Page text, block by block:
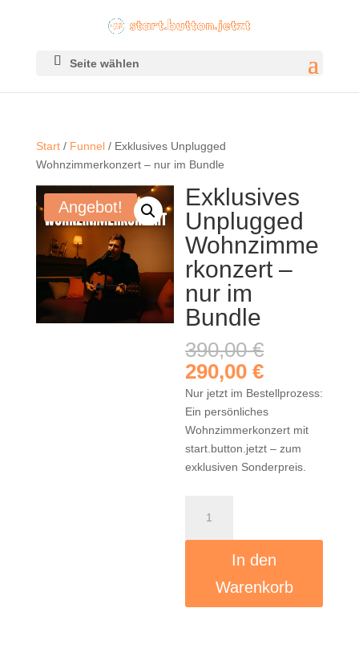
Seite wählen
Start/ Funnel/ Exklusives Unplugged
Wohnzimmerkonzert – nur im Bundle
Angebot!
Exklusives
Unplugged
Wohnzimme
rkonzert –
nur im
Bundle
390,00€
war:
390,00 €
290,00€Aktueller
Preis
ist:
290,00 €.
Nur jetzt im Bestellprozess:
Ein persönliches
Wohnzimmerkonzert mit
start.button.jetzt – zum
exklusiven Sonderpreis.
Unplugged
Wohnzimmerkonzert
In den
Warenkorb